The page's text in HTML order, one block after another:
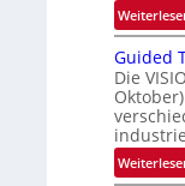
Guided
Die